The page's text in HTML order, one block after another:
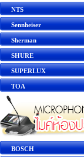
NTS
Sennheiser
Sherman
SHURE
SUPERLUX
TOA
BOSCH